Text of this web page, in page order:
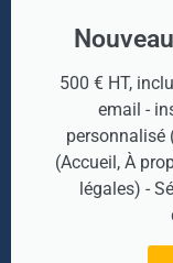
500 € HT,
email -
personnalisé
(Accueil, À
légales) -